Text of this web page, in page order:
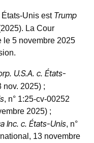
États-Unis est Trump
La Cour
le 5 novembre 2025
U.S.A. c. États-
nov. 2025) ;
, n° 1:25-cv-00252
2025) ;
Inc. c. États-Unis, n°
13 novembre